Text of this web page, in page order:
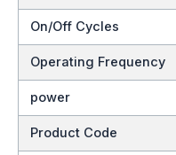
On/Off Cycles
Operating Frequency
power
Product Code